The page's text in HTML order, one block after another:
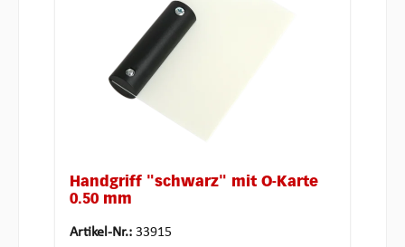
Handgriff "schwarz" mit Ö-Karte
0.50 mm
Artikel-Nr.: 33915